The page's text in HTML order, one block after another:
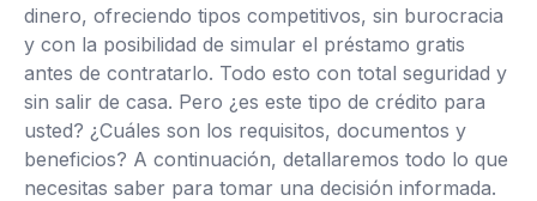
dinero, ofreciendo tipos competitivos, sin burocracia
y con la posibilidad de simular el préstamo gratis
antes de contratarlo. Todo esto con total seguridad y
sin salir de casa. Pero ¿es este tipo de crédito para
usted? ¿Cuáles son los requisitos, documentos y
beneficios? A continuación, detallaremos todo lo que
necesitas saber para tomar una decisión informada.